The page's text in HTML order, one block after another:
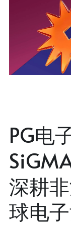
PG电
深耕
球电